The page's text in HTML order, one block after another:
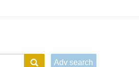
Adv search